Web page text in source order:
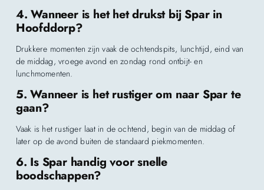
4. Wanneer is het het drukst bij Spar in
Hoofddorp?
Drukkere momenten zijn vaak de ochtendspits, lunchtijd, eind van
de middag, vroege avond en zondag rond ontbijt- en
lunchmomenten.
5. Wanneer is het rustiger om naar Spar te
gaan?
Vaak is het rustiger laat in de ochtend, begin van de middag of
later op de avond buiten de standaard piekmomenten.
6. Is Spar handig voor snelle
boodschappen?